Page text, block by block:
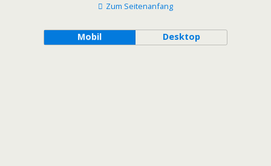
Zum Seitenanfang
Mobil Desktop